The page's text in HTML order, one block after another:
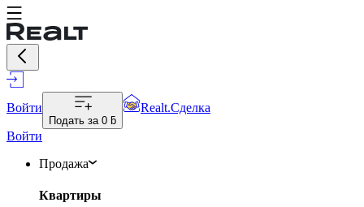
Войти
Подать за 0 ƃ
Realt.Сделка
Войти
Продажа
Квартиры